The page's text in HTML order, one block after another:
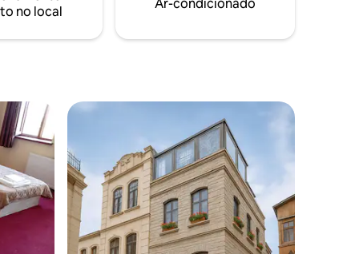
no local
Ar-condicionado